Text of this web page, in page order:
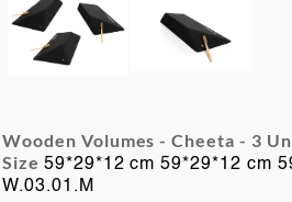
Wooden Volumes - Cheeta - 3
Size 59*29*12 cm 59*29*12 cm
W.03.01.M